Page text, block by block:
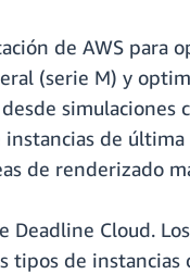
de AWS para
(serie M) y
simulaciones
de
de renderizado
Deadline Cloud.
de instancias